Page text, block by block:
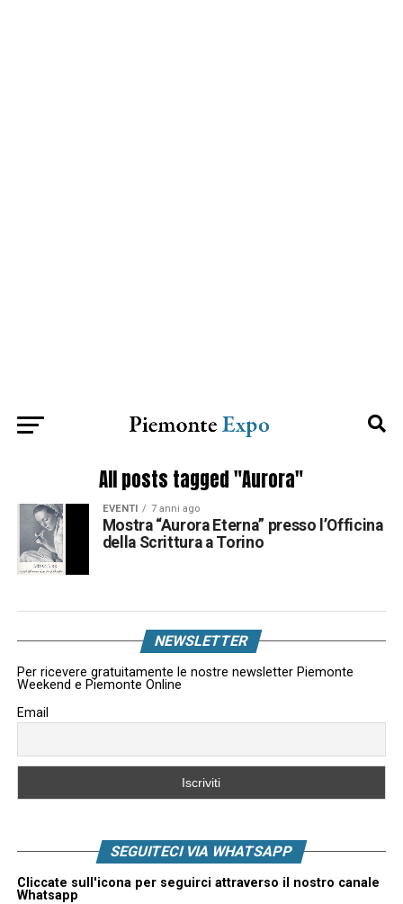
All posts tagged "Aurora"
EVENTI 7 anni ago
Mostra “Aurora Eterna” presso l’Officina
della Scrittura a Torino
NEWSLETTER
Per ricevere gratuitamente le nostre newsletter Piemonte
Weekend e Piemonte Online
Email
SEGUITECI VIA WHATSAPP
Cliccate sull'icona per seguirci attraverso il nostro canale
Whatsapp